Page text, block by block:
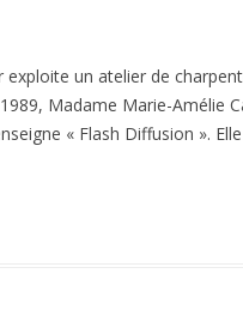
un atelier de
Madame Marie-Amélie
« Flash Diffusion ».